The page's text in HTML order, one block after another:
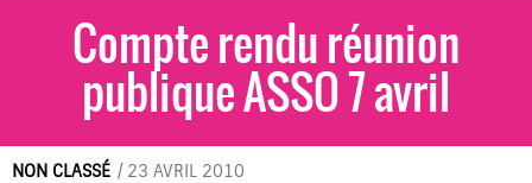
Compte rendu réunion
publique ASSO 7 avril
NON CLASSÉ / 23 AVRIL 2010